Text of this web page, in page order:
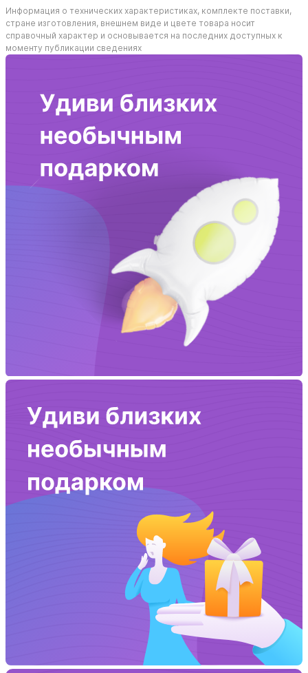
Информация о технических характеристиках, комплекте поставки,
стране изготовления, внешнем виде и цвете товара носит
справочный характер и основывается на последних доступных к
моменту публикации сведениях